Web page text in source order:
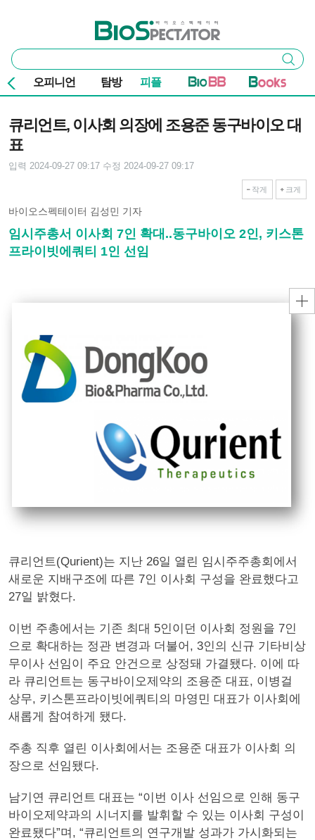
바이오스펙테이터
통
합
검
색
검색
오피니언 탐방 피플
큐리언트, 이사회 의장에 조용준 동구바이오 대
표
입력 2024-09-27 09:17 수정 2024-09-27 09:17
작게 크게
바이오스펙테이터 김성민 기자
임시주총서 이사회 7인 확대..동구바이오 2인, 키스톤
프라이빗에쿼티 1인 선임
큐리언트(Qurient)는 지난 26일 열린 임시주주총회에서
새로운 지배구조에 따른 7인 이사회 구성을 완료했다고
27일 밝혔다.
이번 주총에서는 기존 최대 5인이던 이사회 정원을 7인
으로 확대하는 정관 변경과 더불어, 3인의 신규 기타비상
무이사 선임이 주요 안건으로 상정돼 가결됐다. 이에 따
라 큐리언트는 동구바이오제약의 조용준 대표, 이병걸
상무, 키스톤프라이빗에쿼티의 마영민 대표가 이사회에
새롭게 참여하게 됐다.
주총 직후 열린 이사회에서는 조용준 대표가 이사회 의
장으로 선임됐다.
남기연 큐리언트 대표는 “이번 이사 선임으로 인해 동구
바이오제약과의 시너지를 발휘할 수 있는 이사회 구성이
완료됐다”며, “큐리언트의 연구개발 성과가 가시화되는